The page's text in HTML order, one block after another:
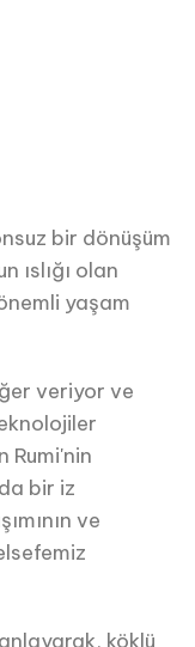
bir dönüşüm
ıslığı olan
yaşam
veriyor ve
Rumi'nin
bir iz
ve
köklü